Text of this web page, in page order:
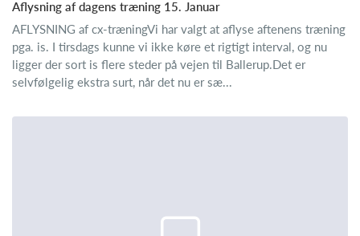
Aflysning af dagens træning 15. Januar
AFLYSNING af cx-træningVi har valgt at aflyse aftenens træning
pga. is. I tirsdags kunne vi ikke køre et rigtigt interval, og nu
ligger der sort is flere steder på vejen til Ballerup.Det er
selvfølgelig ekstra surt, når det nu er sæ...